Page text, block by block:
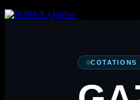
COTATIONS